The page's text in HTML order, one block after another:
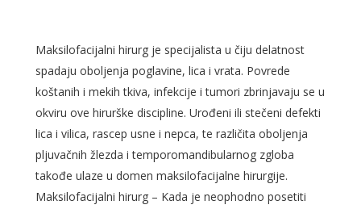
Maksilofacijalni hirurg je specijalista u čiju delatnost
spadaju oboljenja poglavine, lica i vrata. Povrede
koštanih i mekih tkiva, infekcije i tumori zbrinjavaju se u
okviru ove hirurške discipline. Urođeni ili stečeni defekti
lica i vilica, rascep usne i nepca, te različita oboljenja
pljuvačnih žlezda i temporomandibularnog zgloba
takođe ulaze u domen maksilofacijalne hirurgije.
Maksilofacijalni hirurg – Kada je neophodno posetiti